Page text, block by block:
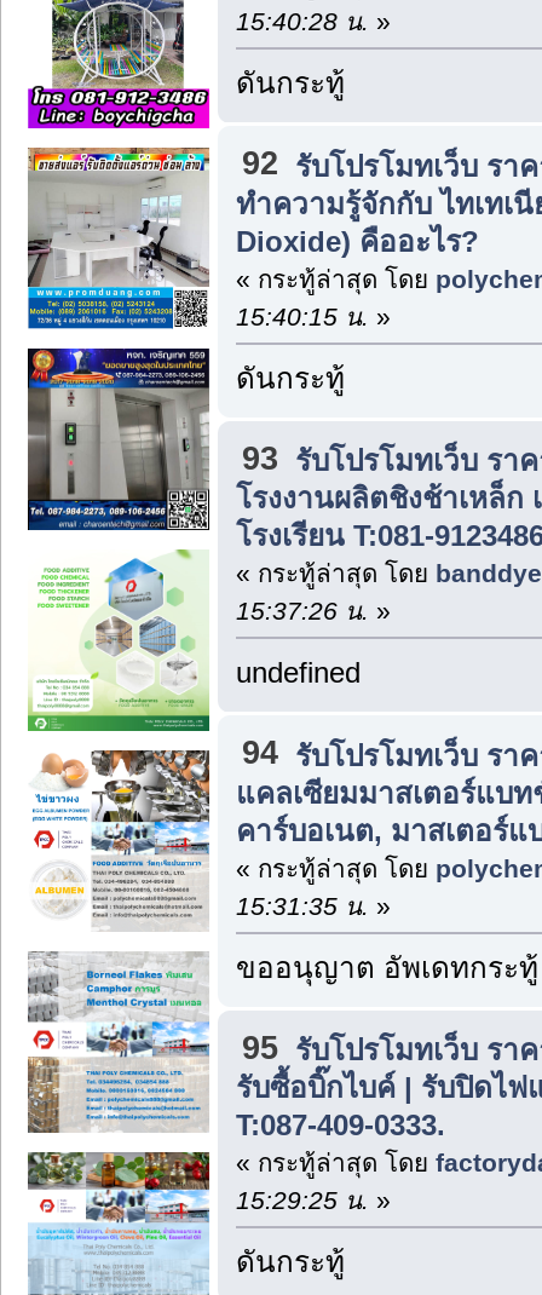
15:40:28 น. »
ดันกระทู้
92 รับโปรโมทเว็บ รา
ทำความรู้จักกับ ไทเทเ
Dioxide) คืออะไร?
« กระทู้ล่าสุด โดย
15:40:15 น. »
ดันกระทู้
93 รับโปรโมทเว็บ รา
โรงงานผลิตชิงช้าเหล็ก
โรงเรียน T:081-
« กระทู้ล่าสุด โดย
15:37:26 น. »
undefined
94 รับโปรโมทเว็บ รา
แคลเซียมมาสเตอร์แบ
คาร์บอเนต, มาสเตอร์แ
« กระทู้ล่าสุด โดย
15:31:35 น. »
ขออนุญาต อัพเดทกระทู้
95 รับโปรโมทเว็บ รา
รับซื้อบิ๊กไบค์ | รับปิดไ
T:087-409-0333.
« กระทู้ล่าสุด โดย
15:29:25 น. »
ดันกระทู้